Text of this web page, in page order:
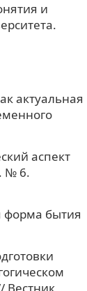
и
актуальная
аспект
№ 6.
форма бытия
Вестник